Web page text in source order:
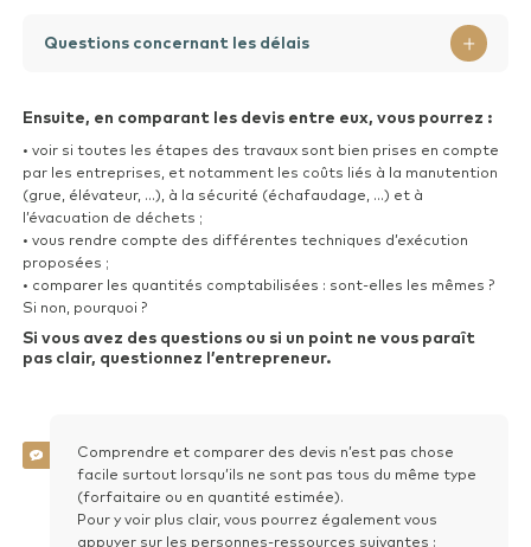
Questions concernant les délais
Ensuite, en comparant les devis entre eux, vous pourrez :
• voir si toutes les étapes des travaux sont bien prises en compte
par les entreprises, et notamment les coûts liés à la manutention
(grue, élévateur, …), à la sécurité (échafaudage, …) et à
l’évacuation de déchets ;
• vous rendre compte des différentes techniques d’exécution
proposées ;
• comparer les quantités comptabilisées : sont-elles les mêmes ?
Si non, pourquoi ?
Si vous avez des questions ou si un point ne vous paraît
pas clair, questionnez l’entrepreneur.
Comprendre et comparer des devis n’est pas chose
facile surtout lorsqu’ils ne sont pas tous du même type
(forfaitaire ou en quantité estimée).
Pour y voir plus clair, vous pourrez également vous
appuyer sur les personnes-ressources suivantes :